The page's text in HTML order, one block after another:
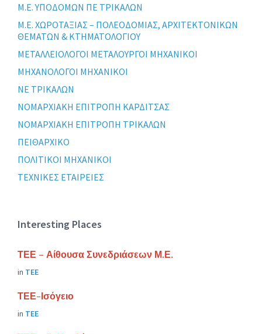
Μ.Ε. ΥΠΟΔΟΜΩΝ ΠΕ ΤΡΙΚΑΛΩΝ
Μ.Ε. ΧΩΡΟΤΑΞΙΑΣ – ΠΟΛΕΟΔΟΜΙΑΣ, ΑΡΧΙΤΕΚΤΟΝΙΚΩΝ
ΘΕΜΑΤΩΝ & ΚΤΗΜΑΤΟΛΟΓΙΟΥ
ΜΕΤΑΛΛΕΙΟΛΟΓΟΙ ΜΕΤΑΛΟΥΡΓΟΙ ΜΗΧΑΝΙΚΟΙ
ΜΗΧΑΝΟΛΟΓΟΙ ΜΗΧΑΝΙΚΟΙ
ΝΕ ΤΡΙΚΑΛΩΝ
ΝΟΜΑΡΧΙΑΚΗ ΕΠΙΤΡΟΠΗ ΚΑΡΔΙΤΣΑΣ
ΝΟΜΑΡΧΙΑΚΗ ΕΠΙΤΡΟΠΗ ΤΡΙΚΑΛΩΝ
ΠΕΙΘΑΡΧΙΚΟ
ΠΟΛΙΤΙΚΟΙ ΜΗΧΑΝΙΚΟΙ
ΤΕΧΝΙΚΕΣ ΕΤΑΙΡΕΙΕΣ
Interesting Places
ΤΕΕ – Αίθουσα Συνεδριάσεων Μ.Ε.
in ΤΕΕ
ΤΕΕ-Ισόγειο
in ΤΕΕ